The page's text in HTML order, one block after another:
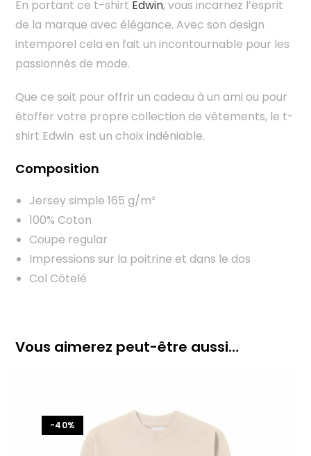
En portant ce t-shirt Edwin, vous incarnez l’esprit
de la marque avec élégance. Avec son design
intemporel cela en fait un incontournable pour les
passionnés de mode.
Que ce soit pour offrir un cadeau à un ami ou pour
étoffer votre propre collection de vêtements, le t-
shirt Edwin est un choix indéniable.
Composition
Jersey simple 165 g/m²
100% Coton
Coupe regular
Impressions sur la poitrine et dans le dos
Col Côtelé
Vous aimerez peut-être aussi…
-40%